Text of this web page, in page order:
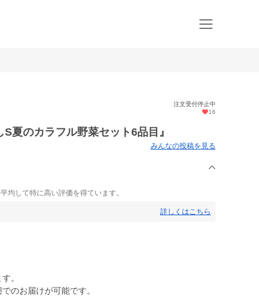
注文受付停止中
16
夏のカラフル野菜セット6品目』
みんなの投稿を見る
均して特に高い評価を得ています。
詳しくはこちら
。
のお届けが可能です。